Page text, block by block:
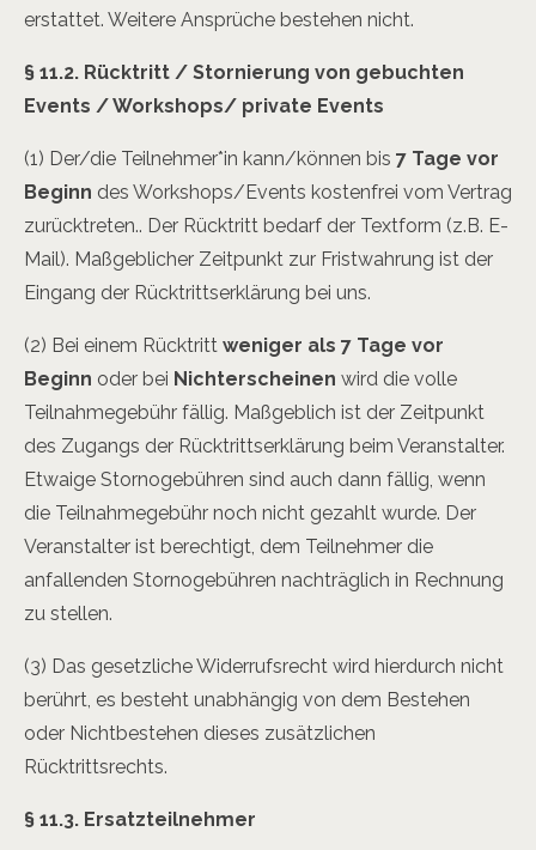
erstattet. Weitere Ansprüche bestehen nicht.
§ 11.2. Rücktritt / Stornierung von gebuchten
Events / Workshops/ private Events
(1) Der/die Teilnehmer*in kann/können bis 7 Tage vor
Beginn des Workshops/Events kostenfrei vom Vertrag
zurücktreten.. Der Rücktritt bedarf der Textform (z.B. E-
Mail). Maßgeblicher Zeitpunkt zur Fristwahrung ist der
Eingang der Rücktrittserklärung bei uns.
(2) Bei einem Rücktritt weniger als 7 Tage vor
Beginn oder bei Nichterscheinen wird die volle
Teilnahmegebühr fällig. Maßgeblich ist der Zeitpunkt
des Zugangs der Rücktrittserklärung beim Veranstalter.
Etwaige Stornogebühren sind auch dann fällig, wenn
die Teilnahmegebühr noch nicht gezahlt wurde. Der
Veranstalter ist berechtigt, dem Teilnehmer die
anfallenden Stornogebühren nachträglich in Rechnung
zu stellen.
(3) Das gesetzliche Widerrufsrecht wird hierdurch nicht
berührt, es besteht unabhängig von dem Bestehen
oder Nichtbestehen dieses zusätzlichen
Rücktrittsrechts.
§ 11.3. Ersatzteilnehmer